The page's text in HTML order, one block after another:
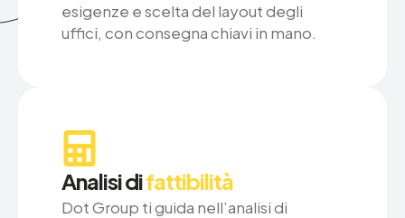
esigenze e scelta del layout degli
uffici, con consegna chiavi in mano.
Analisi difattibilità
Dot Group ti guida nell’analisi di